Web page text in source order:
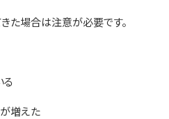
た場合は注意が必要です。
増えた